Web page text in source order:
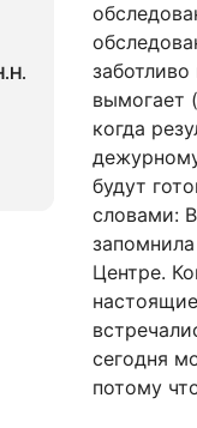
вымогает
когда
будут
словами:
Центре.
сегодня
потому